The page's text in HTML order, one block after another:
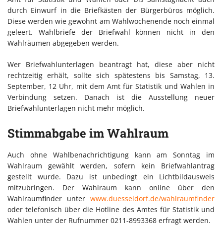
durch Einwurf in die Briefkästen der Bürgerbüros möglich.
Diese werden wie gewohnt am Wahlwochenende noch einmal
geleert. Wahlbriefe der Briefwahl können nicht in den
Wahlräumen abgegeben werden.
Wer Briefwahlunterlagen beantragt hat, diese aber nicht
rechtzeitig erhält, sollte sich spätestens bis Samstag, 13.
September, 12 Uhr, mit dem Amt für Statistik und Wahlen in
Verbindung setzen. Danach ist die Ausstellung neuer
Briefwahlunterlagen nicht mehr möglich.
Stimmabgabe im Wahlraum
Auch ohne Wahlbenachrichtigung kann am Sonntag im
Wahlraum gewählt werden, sofern kein Briefwahlantrag
gestellt wurde. Dazu ist unbedingt ein Lichtbildausweis
mitzubringen. Der Wahlraum kann online über den
Wahlraumfinder unter www.duesseldorf.de/wahlraumfinder
oder telefonisch über die Hotline des Amtes für Statistik und
Wahlen unter der Rufnummer 0211-8993368 erfragt werden.